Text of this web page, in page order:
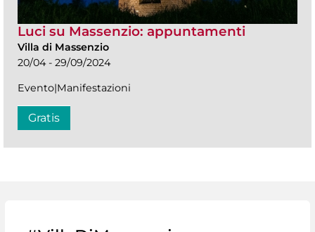
Luci su Massenzio: appuntamenti
Villa di Massenzio
20/04 - 29/09/2024
Evento|Manifestazioni
Gratis